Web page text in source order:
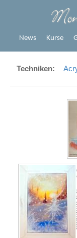
News Kurse
Techniken: